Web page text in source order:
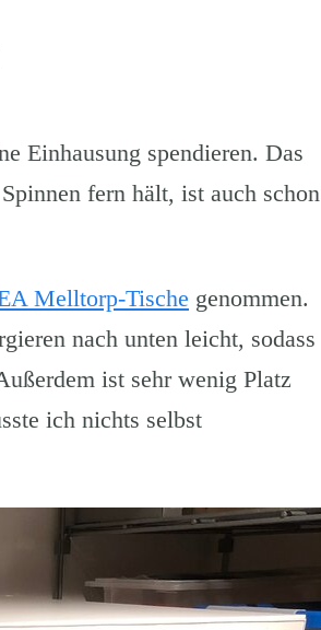
Einhausung spendieren. Das
fern hält, ist auch schon
Melltorp-Tische genommen.
nach unten leicht, sodass
ist sehr wenig Platz
ich nichts selbst